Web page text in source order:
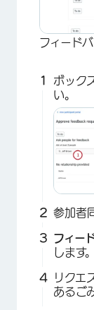
フィード
ボック
い。
参加者
フィー
します。
リクエ
あるご